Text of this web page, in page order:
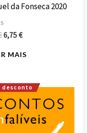
da Fonseca 2020
6,75€
MAIS
desconto
O
preço
original
era:
O
preço
atual
é: